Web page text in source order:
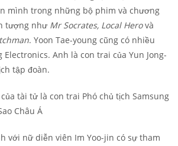
mình trong những bộ phim và chương
tượng như Mr Socrates, Local Herovà
. Yoon Tae-young cũng có nhiều
Electronics. Anh là con trai của Yun Jong-
tập đoàn.
với nữ diễn viên Im Yoo-jin có sự tham